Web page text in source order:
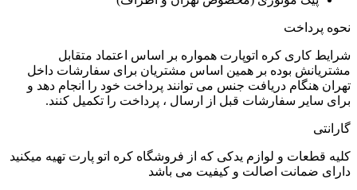
نحوه پرداخت
شرایط کاری کره اتوپارت همواره بر اساس اعتماد متقابل
مشتریانش بوده بر همین اساس مشتریان برای سفارشات داخل
تهران هنگام دریافت جنس می توانند پرداخت خود را انجام دهد و
برای سایر سفارشات قبل از ارسال ، پرداخت را تکمیل کنند.
گارانتی
کلیه قطعات و لوازم یدکی که از فروشگاه کره اتو پارت تهیه میکنید
دارای ضمانت اصالت و کیفیت می باشد